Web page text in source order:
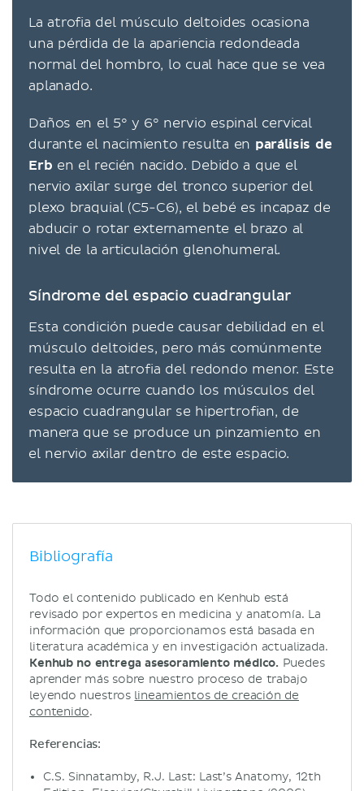
La atrofia del músculo deltoides ocasiona
una pérdida de la apariencia redondeada
normal del hombro, lo cual hace que se vea
aplanado.
Daños en el 5° y 6° nervio espinal cervical
durante el nacimiento resulta en parálisis de
Erb en el recién nacido. Debido a que el
nervio axilar surge del tronco superior del
plexo braquial (C5-C6), el bebé es incapaz de
abducir o rotar externamente el brazo al
nivel de la articulación glenohumeral.
Síndrome del espacio cuadrangular
Esta condición puede causar debilidad en el
músculo deltoides, pero más comúnmente
resulta en la atrofia del redondo menor. Este
síndrome ocurre cuando los músculos del
espacio cuadrangular se hipertrofian, de
manera que se produce un pinzamiento en
el nervio axilar dentro de este espacio.
Bibliografía
Todo el contenido publicado en Kenhub está
revisado por expertos en medicina y anatomía. La
información que proporcionamos está basada en
literatura académica y en investigación actualizada.
Kenhub no entrega asesoramiento médico. Puedes
aprender más sobre nuestro proceso de trabajo
leyendo nuestros lineamientos de creación de
contenido.
Referencias:
C.S. Sinnatamby, R.J. Last: Last’s Anatomy, 12th